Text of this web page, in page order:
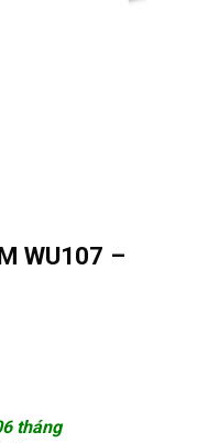
WU107 –
tháng